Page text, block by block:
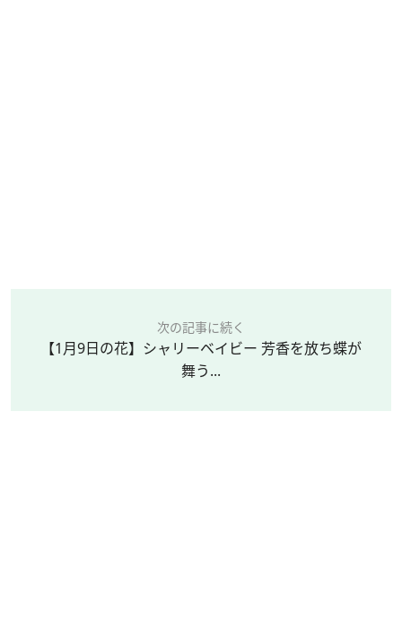
次の記事に続く
【1月9日の花】シャリーベイビー 芳香を放ち蝶が
舞う...